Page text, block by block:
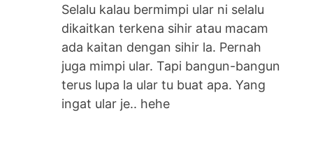
Selalu kalau bermimpi ular ni selalu
dikaitkan terkena sihir atau macam
ada kaitan dengan sihir la. Pernah
juga mimpi ular. Tapi bangun-bangun
terus lupa la ular tu buat apa. Yang
ingat ular je.. hehe